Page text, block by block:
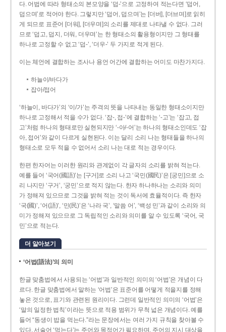
다. 어법에 따라 형태소의 본모양을 ‘덥-­’으로 고정하여 적는다면 ‘덥어,
덥으며’로 적어야 한다. 그렇지만 ‘덥어, 덥으며’는 [더버], [더브며]로 읽히
게 되므로 표준어 [더워], [더우며]의 소리를 제대로 나타낼 수 없다. 그러
므로 ‘덥고, 덥지, 더워, 더우며’는 한 형태소의 활용형이지만 그 형태를
하나로 고정할 수 없고 ‘덥-’, ‘더우-’ 두 가지로 적게 된다.
이는 체언에 결합하는 조사나 용언 어간에 결합하는 어미도 마찬가지다.
하늘이/바다가
잡아/접어
‘하늘이, 바다가’의 ‘이/가’는 주격의 뜻을 나타내는 동일한 형태소이지만
하나로 고정해서 적을 수가 없다. ‘잡-, 접-’에 결합하는 ‘-고’는 ‘잡고, 접
고’처럼 하나의 형태로만 실현되지만 ‘-아/-어’는 하나의 형태소인데도 ‘잡
아, 접어’와 같이 다르게 실현된다. 이는 달리 소리 나는 형태들을 하나의
형태소로 모두 적을 수 없어서 소리 나는 대로 적는 경우이다.
한편 한자어는 이러한 원리와 관계없이 각 글자의 소리를 밝혀 적는다.
예를 들어 ‘국어(國語)’는 [구거]로 소리 나고 ‘국민(國民)’은 [궁민]으로 소
리 나지만 ‘구거’, ‘궁민’으로 적지 않는다. 한자 하나하나는 소리와 의미
가 정해져 있으므로 그것을 밝혀 적는 것이 독서에 효율적이다. 즉 한자
‘국(國)’, ‘어(語)’, ‘민(民)’은 ‘나라 국’, ‘말씀 어’, ‘백성 민’과 같이 소리와 의
미가 정해져 있으므로 그 독립적인 소리와 의미를 알 수 있도록 ‘국어, 국
민’으로 적는다.
더 알아보기
‘어법(語法)’의 의미
한글 맞춤법에서 사용되는 ‘어법’과 일반적인 의미의 ‘어법’은 개념이 다
르다. 한글 맞춤법에서 말하는 ‘어법’은 표준어를 어떻게 적을지를 정해
놓은 것으로, 표기와 관련된 원리이다. 그런데 일반적인 의미의 ‘어법’은
‘말의 일정한 법칙’이라는 뜻으로 적용 범위가 무척 넓은 개념이다. 예를
들어 “동생이 밥을 먹는다.”라는 문장에서는 여러 가지 규칙을 찾아볼 수
있다. 서술어 ‘먹는다’는 주어와 목적어가 필요하며, 주어의 지시 대상을